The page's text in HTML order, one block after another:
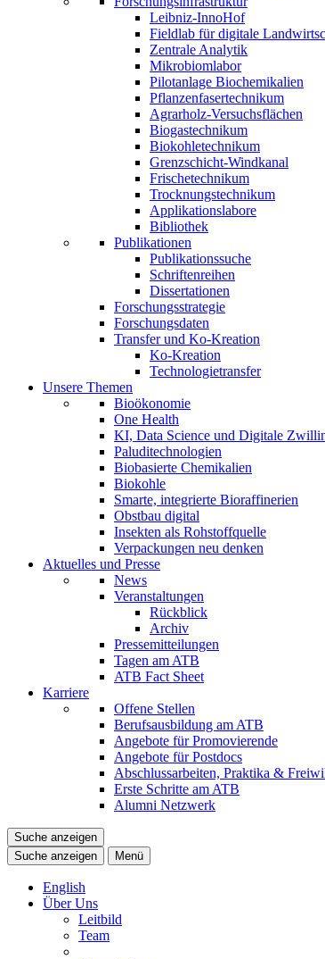
Leibniz-InnoHof
Fieldlab für digitale
Zentrale Analytik
Mikrobiomlabor
Pilotanlage Biochemikalien
Pflanzenfasertechnikum
Agrarholz-Versuchsflächen
Biogastechnikum
Biokohletechnikum
Grenzschicht-Windkanal
Frischetechnikum
Trocknungstechnikum
Applikationslabore
Bibliothek
Publikationen
Publikationssuche
Schriftenreihen
Dissertationen
Forschungsstrategie
Forschungsdaten
Transfer und Ko-Kreation
Ko-Kreation
Technologietransfer
Unsere Themen
Bioökonomie
One Health
KI, Data Science und Digitale
Paluditechnologien
Biobasierte Chemikalien
Biokohle
Smarte, integrierte Bioraffinerien
Obstbau digital
Insekten als Rohstoffquelle
Verpackungen neu denken
Aktuelles und Presse
News
Veranstaltungen
Rückblick
Archiv
Pressemitteilungen
Tagen am ATB
ATB Fact Sheet
Karriere
Offene Stellen
Berufsausbildung am ATB
Angebote für Promovierende
Angebote für Postdocs
Abschlussarbeiten, Praktika &
Erste Schritte am ATB
Alumni Netzwerk
Suche anzeigen
Suche anzeigen
Menü
English
Über Uns
Leitbild
Team